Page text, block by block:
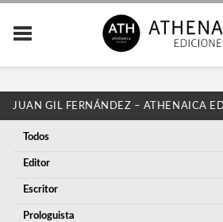
JUAN GIL FERNÁNDEZ – ATHENAICA
Todos
Editor
Escritor
Prologuista